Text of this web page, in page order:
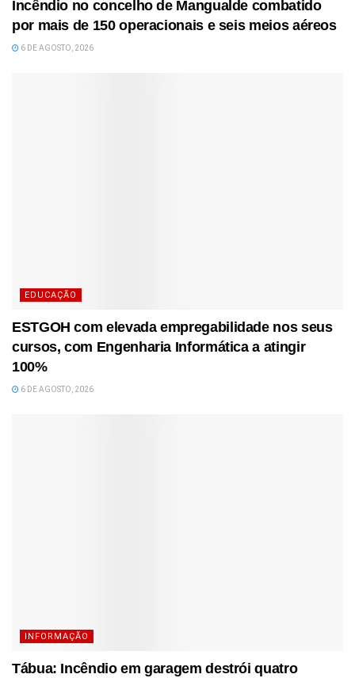
Incêndio no concelho de Mangualde combatido
por mais de 150 operacionais e seis meios aéreos
6 DE AGOSTO, 2026
EDUCAÇÃO
ESTGOH com elevada empregabilidade nos seus
cursos, com Engenharia Informática a atingir
100%
6 DE AGOSTO, 2026
INFORMAÇÃO
Tábua: Incêndio em garagem destrói quatro